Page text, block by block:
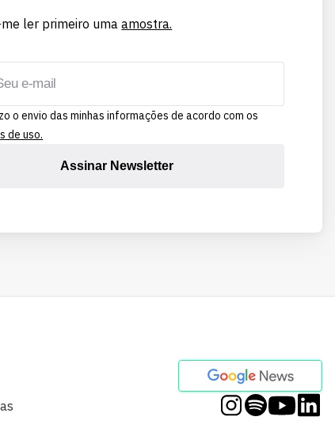
me ler primeiro umaamostra.
o envio das minhas informações de acordo com os
de uso.
Assinar Newsletter